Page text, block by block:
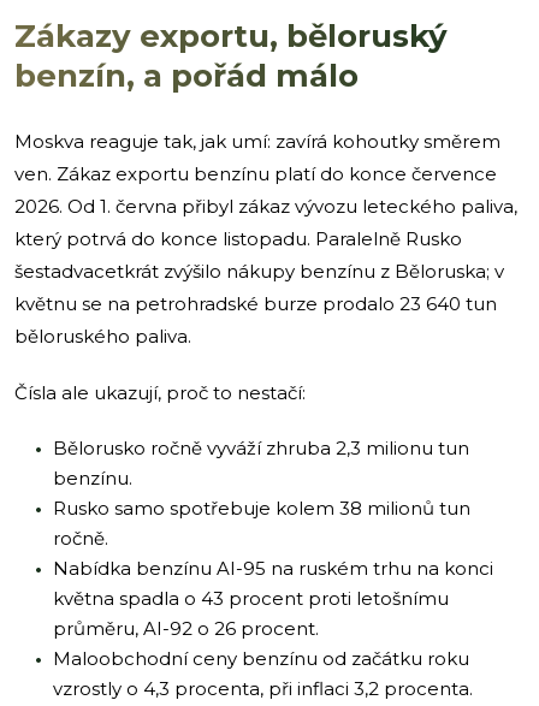
Zákazy exportu, běloruský
benzín, a pořád málo
Moskva reaguje tak, jak umí: zavírá kohoutky směrem
ven. Zákaz exportu benzínu platí do konce července
2026. Od 1. června přibyl zákaz vývozu leteckého paliva,
který potrvá do konce listopadu. Paralelně Rusko
šestadvacetkrát zvýšilo nákupy benzínu z Běloruska; v
květnu se na petrohradské burze prodalo 23 640 tun
běloruského paliva.
Čísla ale ukazují, proč to nestačí:
Bělorusko ročně vyváží zhruba 2,3 milionu tun
benzínu.
Rusko samo spotřebuje kolem 38 milionů tun
ročně.
Nabídka benzínu AI-95 na ruském trhu na konci
května spadla o 43 procent proti letošnímu
průměru, AI-92 o 26 procent.
Maloobchodní ceny benzínu od začátku roku
vzrostly o 4,3 procenta, při inflaci 3,2 procenta.